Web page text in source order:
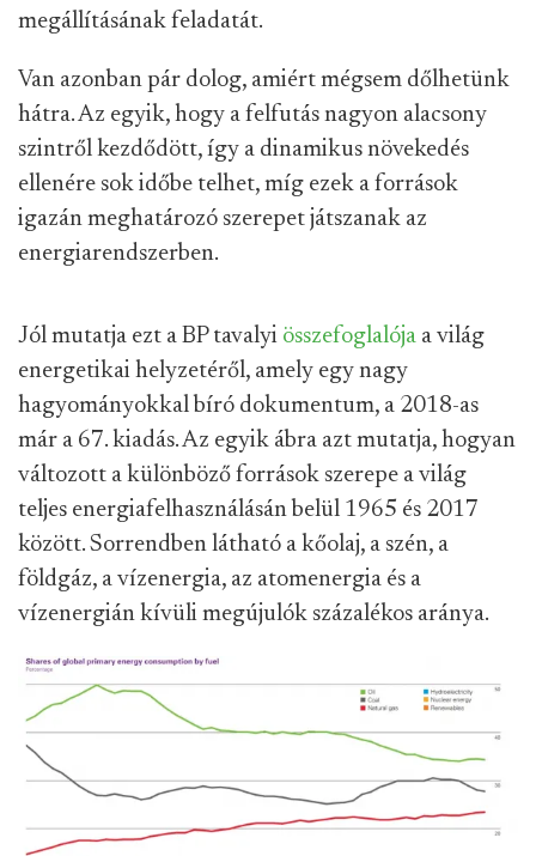
megállításának feladatát.
Van azonban pár dolog, amiért mégsem dőlhetünk
hátra. Az egyik, hogy a felfutás nagyon alacsony
szintről kezdődött, így a dinamikus növekedés
ellenére sok időbe telhet, míg ezek a források
igazán meghatározó szerepet játszanak az
energiarendszerben.
Jól mutatja ezt a BP tavalyi összefoglalója a világ
energetikai helyzetéről, amely egy nagy
hagyományokkal bíró dokumentum, a 2018-as
már a 67. kiadás. Az egyik ábra azt mutatja, hogyan
változott a különböző források szerepe a világ
teljes energiafelhasználásán belül 1965 és 2017
között. Sorrendben látható a kőolaj, a szén, a
földgáz, a vízenergia, az atomenergia és a
vízenergián kívüli megújulók százalékos aránya.